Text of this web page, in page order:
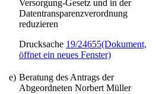
Versorgung-Gesetz und in der
Datentransparenzverordnung
reduzieren
Drucksache 19/24655(Dokument,
öffnet ein neues Fenster)
e) Beratung des Antrags der
Abgeordneten Norbert Müller